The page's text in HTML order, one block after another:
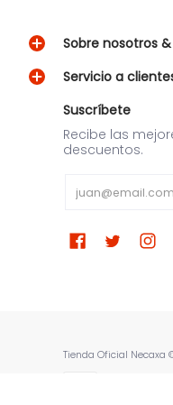
Sobre nosotros
Servicio a
Suscríbete
Recibe las
descuentos.
Tienda Oficial Necaxa